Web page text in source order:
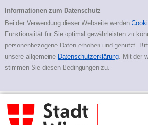
Erweiterte Suche
Informationen zum Datenschutz
Bei der Verwendung dieser Webseite werden
Funktionalität für Sie optimal gewährleisten zu
personenbezogene Daten erhoben und genutzt.
unsere allgemeine Datenschutzerklärung. Mit der
stimmen Sie diesen Bedingungen zu.